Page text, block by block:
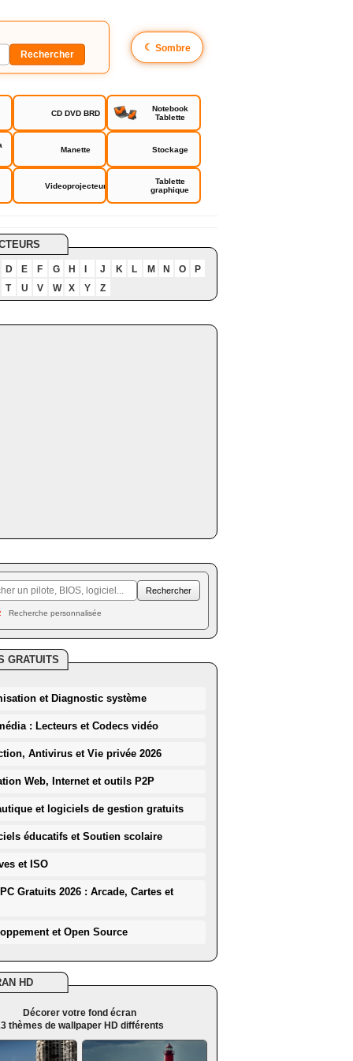
☾ Sombre
CD DVD BRD
Notebook
Tablette
Manette Stockage
Videoprojecteur
Tablette
graphique
D E F G H J K L M N O
P
T
U V W X Y Z
Recherche personnalisée
GRATUITS
et Diagnostic système
: Lecteurs et Codecs vidéo
Antivirus et Vie privée 2026
Web, Internet et outils P2P
et logiciels de gestion gratuits
éducatifs et Soutien scolaire
et ISO
Gratuits 2026 : Arcade, Cartes et
et Open Source
HD
Décorer votre fond écran
thèmes de wallpaper HD différents